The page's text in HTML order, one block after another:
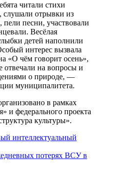
читали стихи
слушали отрывки из
пели песни, участвовали
Весёлая
детей наполнили
интерес вызвала
«О чём говорит осень»,
отвечали на вопросы и
о природе, —
муниципалитета.
в рамках
и федерального проекта
культуры».
интеллектуальный
потерях ВСУ в